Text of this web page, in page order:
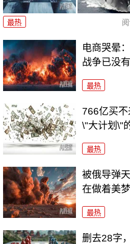
最热
电商哭晕
战争已没
最热
766亿买
\"大计划\"
最热
被俄导弹
在做着美梦
最热
删去28字